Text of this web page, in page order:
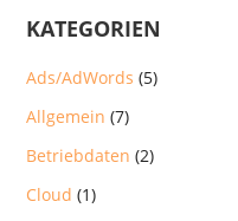
KATEGORIEN
Ads/AdWords (5)
Allgemein (7)
Betriebdaten (2)
Cloud (1)